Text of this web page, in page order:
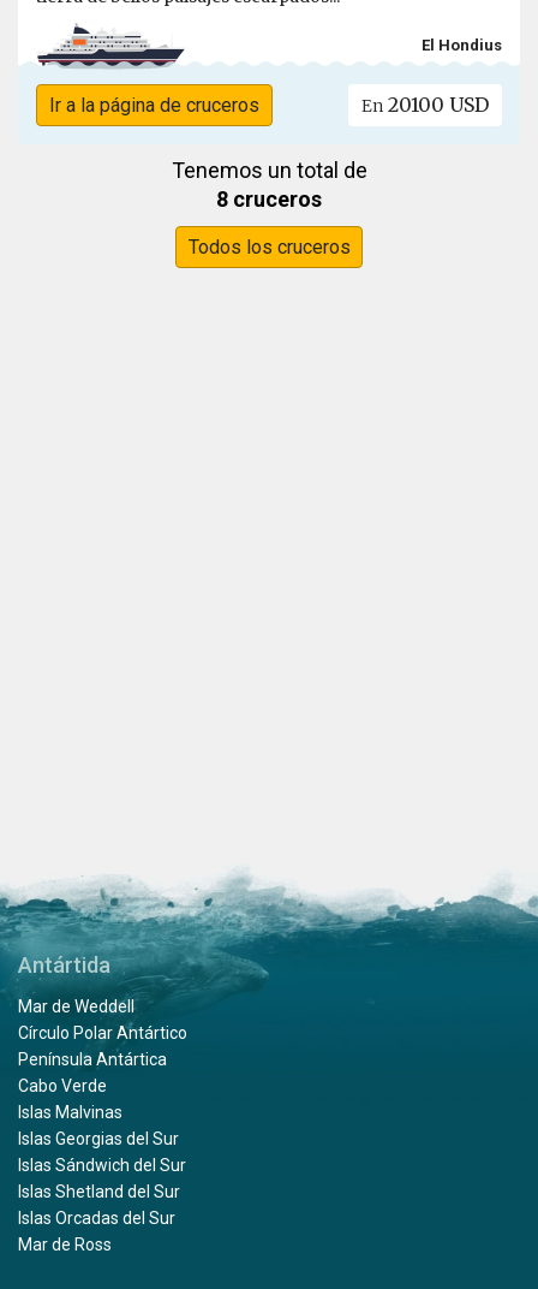
El Hondius
Ir a la página de cruceros En 20100 USD
Tenemos un total de
8 cruceros
Todos los cruceros
Antártida
Mar de Weddell
Círculo Polar Antártico
Península Antártica
Cabo Verde
Islas Malvinas
Islas Georgias del Sur
Islas Sándwich del Sur
Islas Shetland del Sur
Islas Orcadas del Sur
Mar de Ross